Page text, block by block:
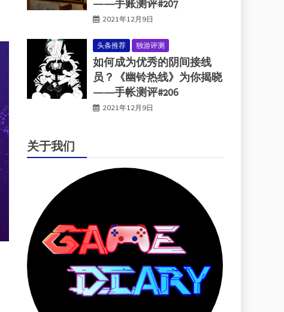
——手账测评#207
2021年12月9日
头条推荐 独游评测
如何成为优秀的阴间接线
员？《幽铃热线》为你揭晓
——手帐测评#206
2021年12月9日
关于我们